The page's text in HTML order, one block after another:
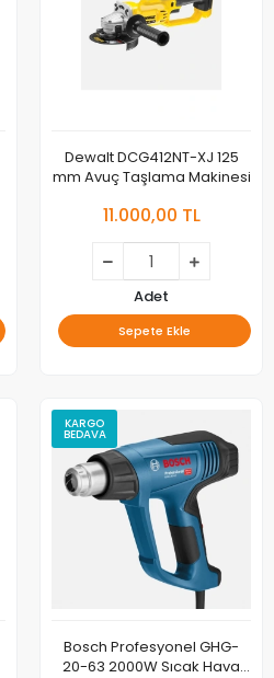
Dewalt DCG412NT-XJ 125
mm Avuç Taşlama Makinesi
11.000,00 TL
Adet
Sepete Ekle
KARGO
BEDAVA
Bosch Profesyonel GHG-
20-63 2000W Sıcak Hava